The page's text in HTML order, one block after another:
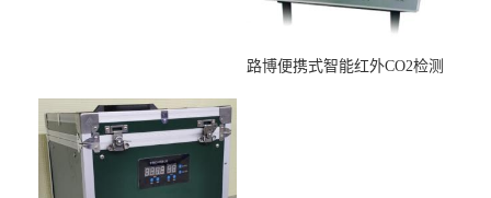
路博便携式智能红外CO2检测